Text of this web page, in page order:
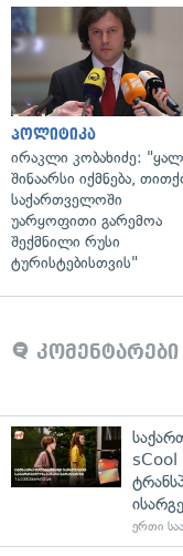
პოლიტიკა
ირაკლი კობახიძე:
შინაარსი იქმნება,
საქართველოში
უარყოფითი გარემოა
შექმნილი რუსი
ტურისტებისთვის"
კომენტარები
sCool
ერთი